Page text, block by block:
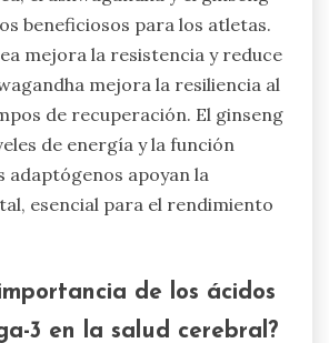
y mejorar el enfoque. La
que adaptógenos como el
la rhodiola rosea contribuyen a
cognitivo bajo estrés. Los
estos adaptógenos
una mejor claridad mental
de la fatiga durante situaciones
específicos son
para los atletas?